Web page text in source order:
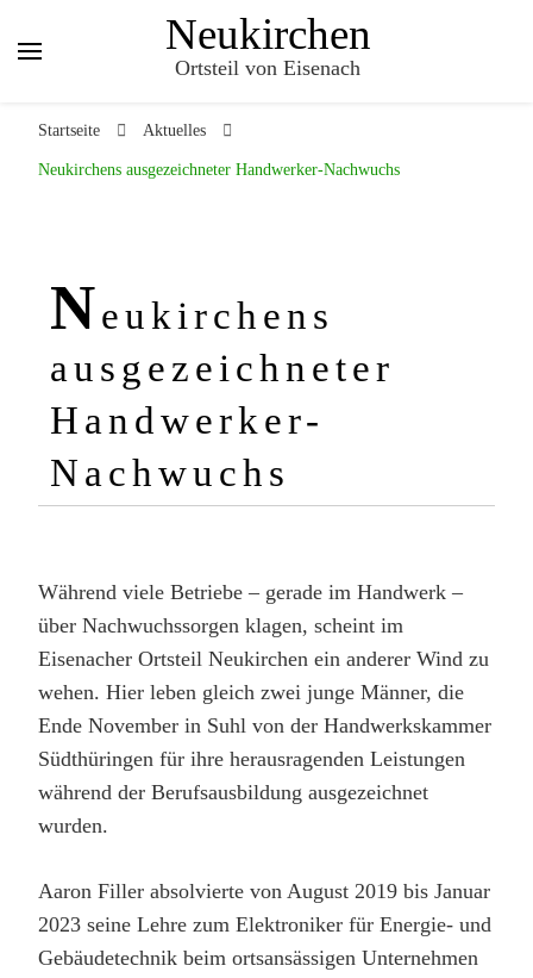
Neukirchen
Ortsteil von Eisenach
Startseite Aktuelles
Neukirchens ausgezeichneter Handwerker-Nachwuchs
Neukirchens
ausgezeichneter
Handwerker-
Nachwuchs
Während viele Betriebe – gerade im Handwerk –
über Nachwuchssorgen klagen, scheint im
Eisenacher Ortsteil Neukirchen ein anderer Wind zu
wehen. Hier leben gleich zwei junge Männer, die
Ende November in Suhl von der Handwerkskammer
Südthüringen für ihre herausragenden Leistungen
während der Berufsausbildung ausgezeichnet
wurden.
Aaron Filler absolvierte von August 2019 bis Januar
2023 seine Lehre zum Elektroniker für Energie- und
Gebäudetechnik beim ortsansässigen Unternehmen